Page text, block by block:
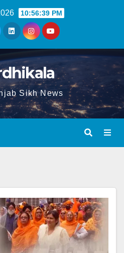
10:56:39 PM
Sikh News